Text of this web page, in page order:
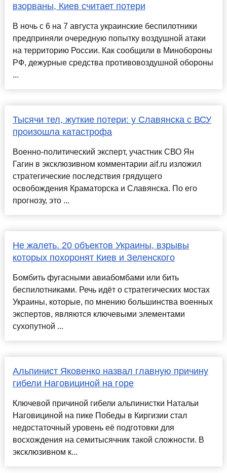
взорваны, Киев считает потери
В ночь с 6 на 7 августа украинские беспилотники
предприняли очередную попытку воздушной атаки
на территорию России. Как сообщили в Минобороны
РФ, дежурные средства противовоздушной обороны
...
Тысячи тел, жуткие потери: у Славянска с ВСУ
произошла катастрофа
Военно-политический эксперт, участник СВО Ян
Гагин в эксклюзивном комментарии aif.ru изложил
стратегические последствия грядущего
освобождения Краматорска и Славянска. По его
прогнозу, это ...
Не жалеть. 20 объектов Украины, взрывы
которых похоронят Киев и Зеленского
Бомбить фугасными авиабомбами или бить
беспилотниками. Речь идёт о стратегических мостах
Украины, которые, по мнению большинства военных
экспертов, являются ключевыми элементами
сухопутной ...
Альпинист Яковенко назвал главную причину
гибели Наговициной на горе
Ключевой причиной гибели альпинистки Натальи
Наговициной на пике Победы в Киргизии стал
недостаточный уровень её подготовки для
восхождения на семитысячник такой сложности. В
эксклюзивном к...